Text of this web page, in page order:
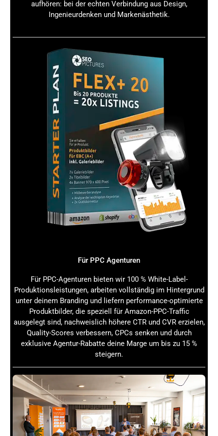
Gefahrstoffe gemäß CLP und REACH, um die
korrekte Einstufung und Kennzeichnung zu
Sicherheitsdatenblatt erstellen oder aktualisieren:
Integriere alle relevanten Informationen zu
Allergenen und Gefahrenhinweisen.
Produktkennzeichnung anpassen:
korrekte Allergene Kennzeichnung gemäß
Kosmetikverordnung und CLP.
Risikobewertung Allergene durchführen:
Berücksichtige sowohl individuelle Stoffdaten als
auch mögliche Wechselwirkungen im Produkt.
Verbraucherinformation verbessern:Gestalte klare
und verständliche Produktinformationen, die auf
Allergene hinweisen und Kundenfragen
vorwegnehmen.
Regelmäßige Überprüfung:Behalte Änderungen in
CLP- und REACH-Regulierung im Blick und
aktualisiere Deine Dokumentationen entsprechend.
Schulungen und Weiterbildung:Sorge dafür, dass
Dein Team im Umgang mit Duftstoffen, Allergenen
und den regulatorischen Anforderungen geschult
Duft & Allergene: CLP- und REACH-
Schnittstellen: Ausblick – Wohin entwickelt
sich das Chemikalienrecht im Duftbereich?
Die Regulierung von Duftstoffen und Allergenen steht vor
dynamischen Veränderungen. Wissenschaftliche
Fortschritte in der Duftstoffanalytik und der
Sicherheitsbewertung Allergene führen zu einer immer
besseren Risikoerkennung. Gleichzeitig wachsen
Verbraucheransprüche an Transparenz und Sicherheit,
was die Anforderungen an Produktkennzeichnung und
Verbraucherinformation erhöht.
Innovative Technologien ermöglichen künftig präzisere
Analysen von Duftstoffrisiken und eine individuellere
Risikobewertung. Dies könnte dazu führen, dass
Grenzwerte für Allergene weiter verfeinert und die
Compliance Duftstoffe noch spezifischer gestaltet wird.
aufhören: bei der echten Verbindung aus Design,
Ingenieurdenken und Markenästhetik.
Für PPC Agenturen
Für PPC-Agenturen bieten wir 100 % White-Label-
Produktionsleistungen, arbeiten vollständig im Hintergrund
unter deinem Branding und liefern performance-optimierte
Produktbilder, die speziell für Amazon-PPC-Traffic
ausgelegt sind, nachweislich höhere CTR und CVR erzielen,
Quality-Scores verbessern, CPCs senken und durch
exklusive Agentur-Rabatte deine Marge um bis zu 15 %
steigern.